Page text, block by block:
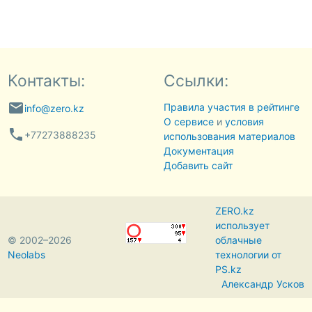
Контакты:
emailinfo@zero.kz
phone +77273888235
Ссылки:
Правила участия в рейтинге
О сервисеи условия
использования материалов
Документация
Добавить сайт
© 2002–2026
Neolabs
ZERO.kz
использует
облачные
технологии от
PS.kz
Александр Усков